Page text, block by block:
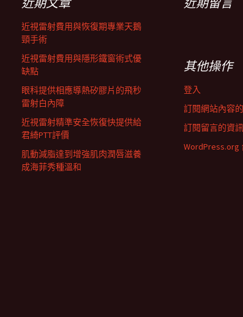
近視雷射費用與恢復期專業天鵝
頸手術
近視雷射費用與隱形鐵窗術式優
缺點
眼科提供相應導熱矽膠片的飛秒
雷射白內障
近視雷射精準安全恢復快提供給
君綺PTT評價
肌動減脂達到增強肌肉潤唇滋養
成海菲秀種溫和
其他操作
登入
訂閱網站內容
訂閱留言的資
WordPress.org